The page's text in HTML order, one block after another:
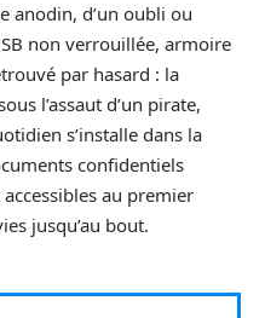
anodin, d’un oubli ou
non verrouillée, armoire
par hasard : la
l’assaut d’un pirate,
s’installe dans la
confidentiels
au premier
jusqu’au bout.